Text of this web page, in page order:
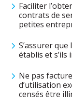
Faciliter
contrats de
petites
S’assurer
établis et s’ils
Ne pas
d’utilisation
censés être